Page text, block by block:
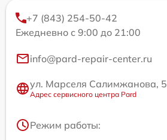
+7 (843) 254-50-42
Ежедневно с 9:00 до 21:00
info@pard-repair-center.ru
ул. Марселя Салимжанова, 5
Адрес сервисного центра Pard
Режим работы: